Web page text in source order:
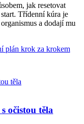
jak resetovat
Třídenní kúra je
a dodají mu
plán krok za krokem
očistou těla